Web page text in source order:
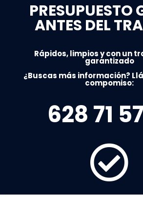
PRESUPUESTO
ANTES DEL
Rápidos, limpios y con un
garantizado
¿Buscas más información?
compomiso:
628 71